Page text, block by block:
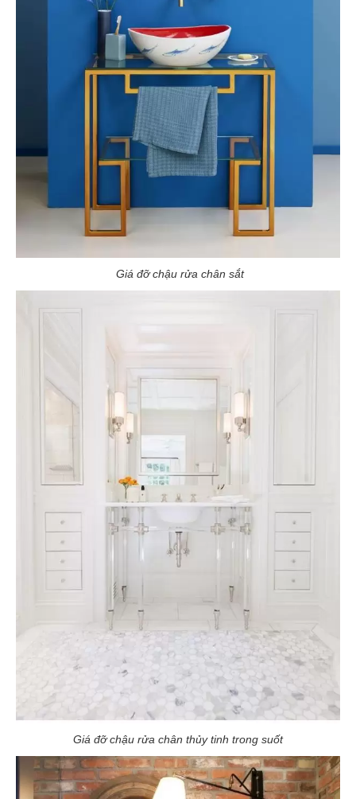
Giá đỡ chậu rửa chân sắt
Giá đỡ chậu rửa chân thủy tinh trong suốt